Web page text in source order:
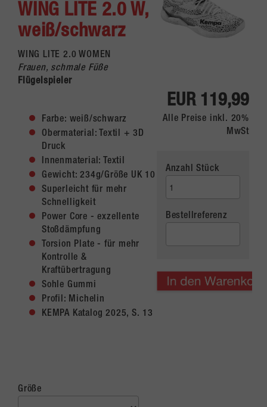
WING LITE 2.0 W,
weiß/schwarz
WING LITE 2.0 WOMEN
Frauen, schmale Füße
Flügelspieler
Farbe: weiß/schwarz
Obermaterial: Textil + 3D
Druck
Innenmaterial: Textil
Gewicht: 234g/Größe UK 10
Superleicht für mehr
Schnelligkeit
Power Core - exzellente
Stoßdämpfung
Torsion Plate - für mehr
Kontrolle &
Kraftübertragung
Sohle Gummi
Profil: Michelin
KEMPA Katalog 2025, S. 13
Größe
EUR 119,99
Alle Preise inkl. 20%
MwSt
Anzahl Stück
Bestellreferenz